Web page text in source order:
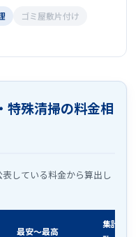
ゴミ屋敷片付け
特殊清掃の料金相
表している料金から算出し
最安〜最高
集計社